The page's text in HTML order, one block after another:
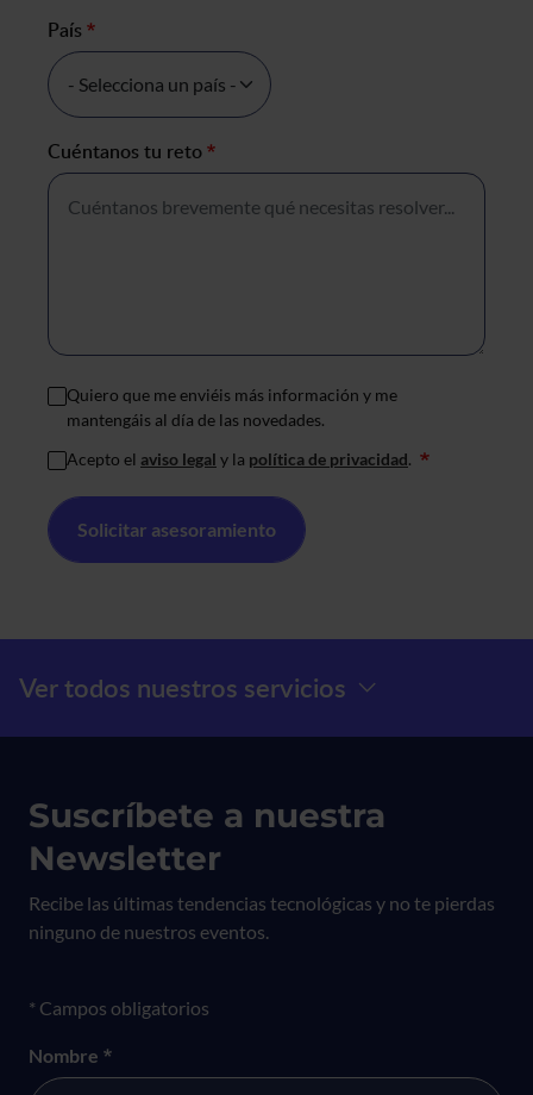
País *
Cuéntanos tu reto *
Quiero que me enviéis más información y me
mantengáis al día de las novedades.
Acepto el aviso legal y la política de privacidad. *
Menú Prefooter
Ver todos nuestros servicios
Suscríbete a nuestra
Newsletter
Recibe las últimas tendencias tecnológicas y no te pierdas
ninguno de nuestros eventos.
Formulario newsletter
* Campos obligatorios
Nombre *